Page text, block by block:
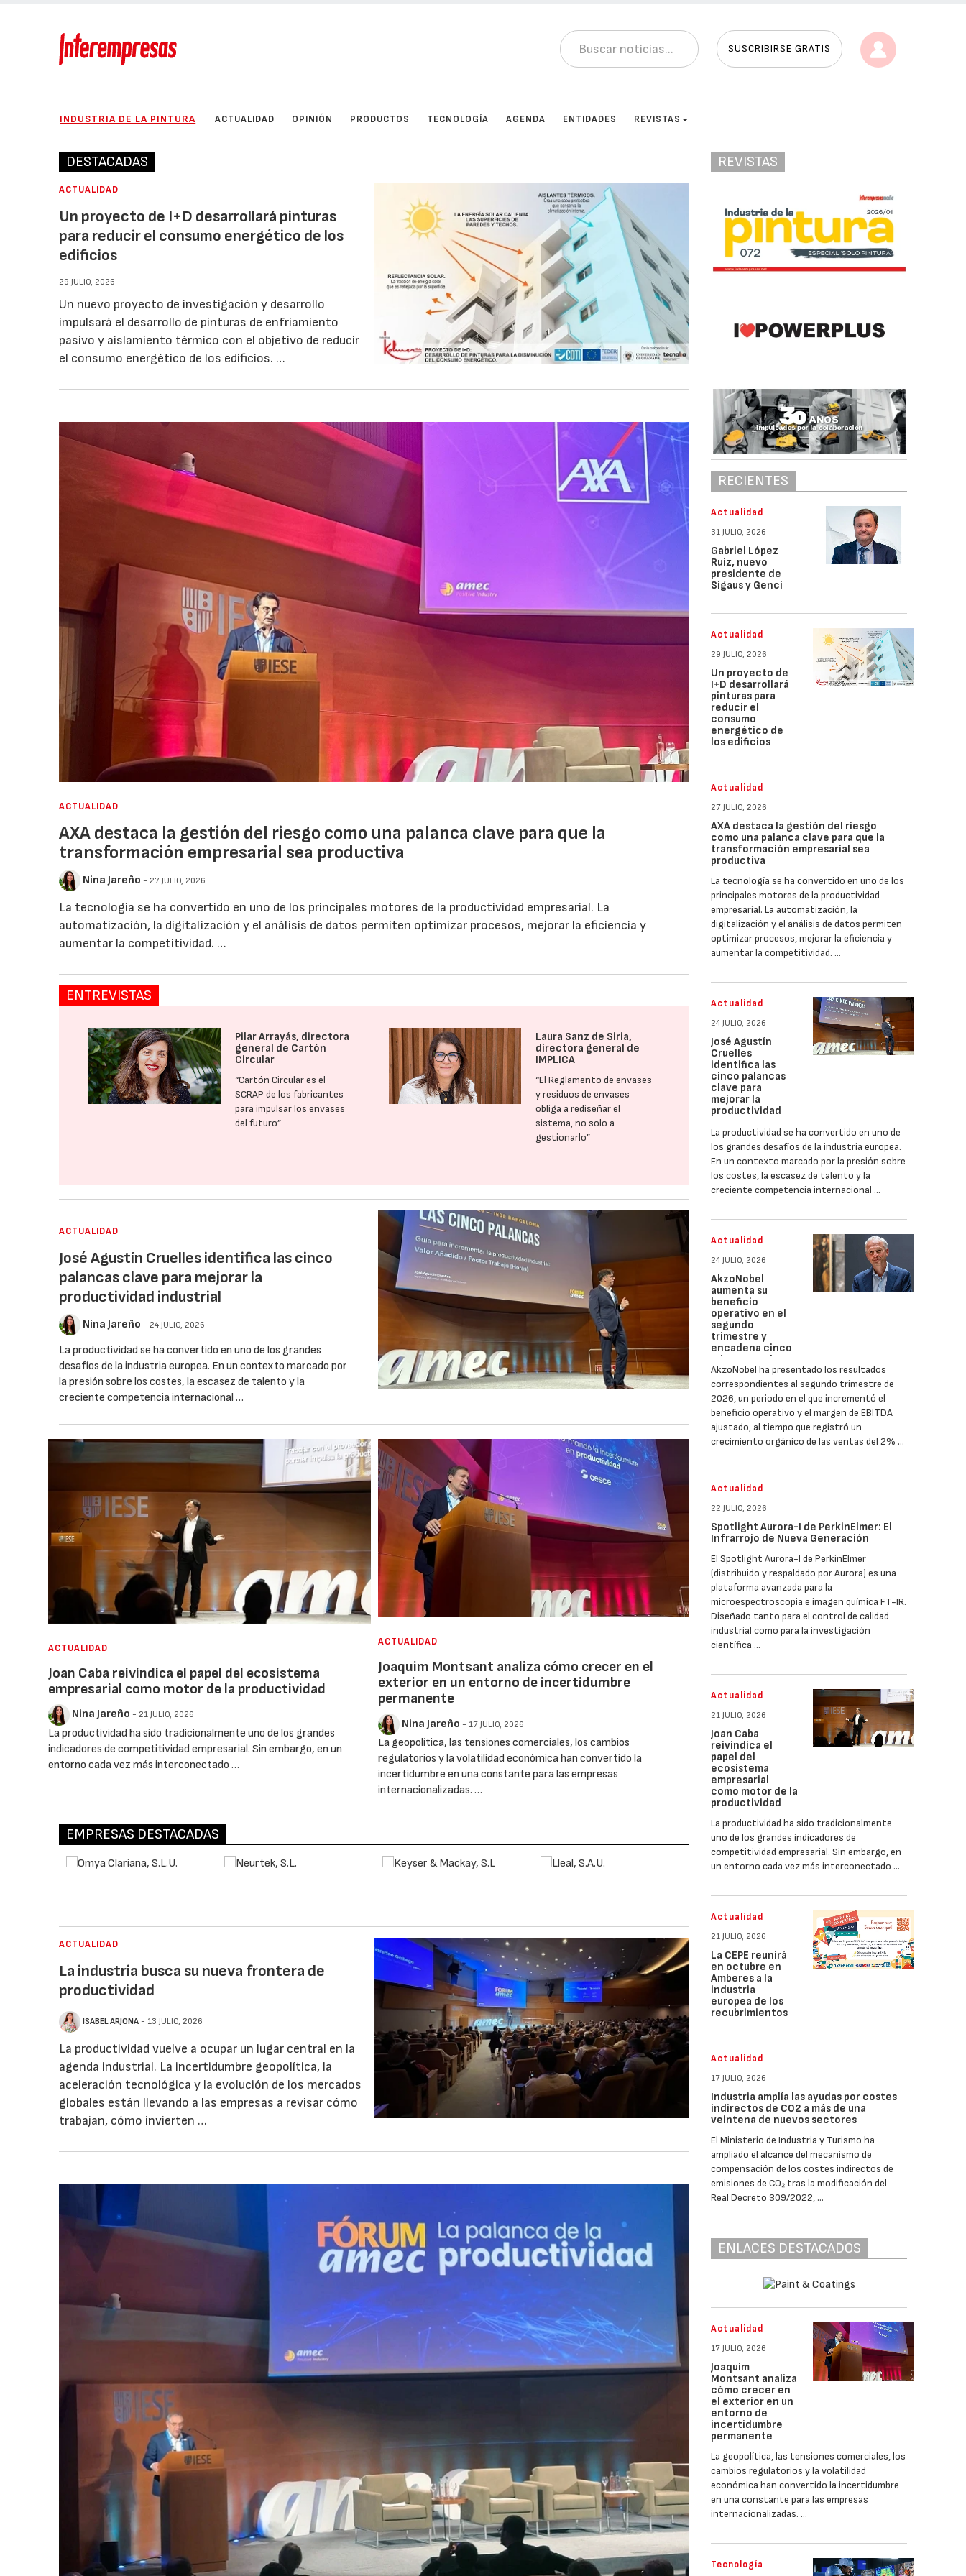
SUSCRIBIRSE GRATIS
INDUSTRIA DE LA PINTURA ACTUALIDAD OPINIÓN PRODUCTOS TECNOLOGÍA AGENDA ENTIDADES REVISTAS
DESTACADAS
ACTUALIDAD
Un proyecto de I+D desarrollará pinturas
para reducir el consumo energético de los
edificios
29 JULIO, 2026
Un nuevo proyecto de investigación y desarrollo
impulsará el desarrollo de pinturas de enfriamiento
pasivo y aislamiento térmico con el objetivo de reducir
el consumo energético de los edificios. …
ACTUALIDAD
AXA destaca la gestión del riesgo como una palanca clave para que la
transformación empresarial sea productiva
Nina Jareño - 27 JULIO, 2026
La tecnología se ha convertido en uno de los principales motores de la productividad empresarial. La
automatización, la digitalización y el análisis de datos permiten optimizar procesos, mejorar la eficiencia y
aumentar la competitividad. …
ENTREVISTAS
Pilar Arrayás, directora
general de Cartón
Circular
“Cartón Circular es el
SCRAP de los fabricantes
para impulsar los envases
del futuro”
Laura Sanz de Siria,
directora general de
IMPLICA
“El Reglamento de envases
y residuos de envases
obliga a rediseñar el
sistema, no solo a
gestionarlo”
ACTUALIDAD
José Agustín Cruelles identifica las cinco
palancas clave para mejorar la
productividad industrial
Nina Jareño - 24 JULIO, 2026
La productividad se ha convertido en uno de los grandes
desafíos de la industria europea. En un contexto marcado por
la presión sobre los costes, la escasez de talento y la
creciente competencia internacional …
ACTUALIDAD
Joan Caba reivindica el papel del ecosistema
empresarial como motor de la productividad
Nina Jareño - 21 JULIO, 2026
La productividad ha sido tradicionalmente uno de los grandes
indicadores de competitividad empresarial. Sin embargo, en un
entorno cada vez más interconectado …
ACTUALIDAD
Joaquim Montsant analiza cómo crecer en el
exterior en un entorno de incertidumbre
permanente
Nina Jareño - 17 JULIO, 2026
La geopolítica, las tensiones comerciales, los cambios
regulatorios y la volatilidad económica han convertido la
incertidumbre en una constante para las empresas
internacionalizadas. …
EMPRESAS DESTACADAS
ACTUALIDAD
La industria busca su nueva frontera de
productividad
ISABEL ARJONA - 13 JULIO, 2026
La productividad vuelve a ocupar un lugar central en la
agenda industrial. La incertidumbre geopolítica, la
aceleración tecnológica y la evolución de los mercados
globales están llevando a las empresas a revisar cómo
trabajan, cómo invierten …
REVISTAS
RECIENTES
Actualidad
31 JULIO, 2026
Gabriel López
Ruiz, nuevo
presidente de
Sigaus y Genci
Actualidad
29 JULIO, 2026
Un proyecto de
I+D desarrollará
pinturas para
reducir el
consumo
energético de
los edificios
Actualidad
27 JULIO, 2026
AXA destaca la gestión del riesgo
como una palanca clave para que la
transformación empresarial sea
productiva
La tecnología se ha convertido en uno de los
principales motores de la productividad
empresarial. La automatización, la
digitalización y el análisis de datos permiten
optimizar procesos, mejorar la eficiencia y
aumentar la competitividad. …
Actualidad
24 JULIO, 2026
José Agustín
Cruelles
identifica las
cinco palancas
clave para
mejorar la
productividad
industrial
La productividad se ha convertido en uno de
los grandes desafíos de la industria europea.
En un contexto marcado por la presión sobre
los costes, la escasez de talento y la
creciente competencia internacional …
Actualidad
24 JULIO, 2026
AkzoNobel
aumenta su
beneficio
operativo en el
segundo
trimestre y
encadena cinco
trimestres de
mejora de la
rentabilidad
AkzoNobel ha presentado los resultados
correspondientes al segundo trimestre de
2026, un periodo en el que incrementó el
beneficio operativo y el margen de EBITDA
ajustado, al tiempo que registró un
crecimiento orgánico de las ventas del 2% …
Actualidad
22 JULIO, 2026
Spotlight Aurora-I de PerkinElmer: El
Infrarrojo de Nueva Generación
El Spotlight Aurora-I de PerkinElmer
(distribuido y respaldado por Aurora) es una
plataforma avanzada para la
microespectroscopia e imagen química FT-IR.
Diseñado tanto para el control de calidad
industrial como para la investigación
científica …
Actualidad
21 JULIO, 2026
Joan Caba
reivindica el
papel del
ecosistema
empresarial
como motor de la
productividad
La productividad ha sido tradicionalmente
uno de los grandes indicadores de
competitividad empresarial. Sin embargo, en
un entorno cada vez más interconectado …
Actualidad
21 JULIO, 2026
La CEPE reunirá
en octubre en
Amberes a la
industria
europea de los
recubrimientos
Actualidad
17 JULIO, 2026
Industria amplía las ayudas por costes
indirectos de CO2 a más de una
veintena de nuevos sectores
El Ministerio de Industria y Turismo ha
ampliado el alcance del mecanismo de
compensación de los costes indirectos de
emisiones de CO₂ tras la modificación del
Real Decreto 309/2022, …
ENLACES DESTACADOS
Actualidad
17 JULIO, 2026
Joaquim
Montsant analiza
cómo crecer en
el exterior en un
entorno de
incertidumbre
permanente
La geopolítica, las tensiones comerciales, los
cambios regulatorios y la volatilidad
económica han convertido la incertidumbre
en una constante para las empresas
internacionalizadas. …
Tecnología